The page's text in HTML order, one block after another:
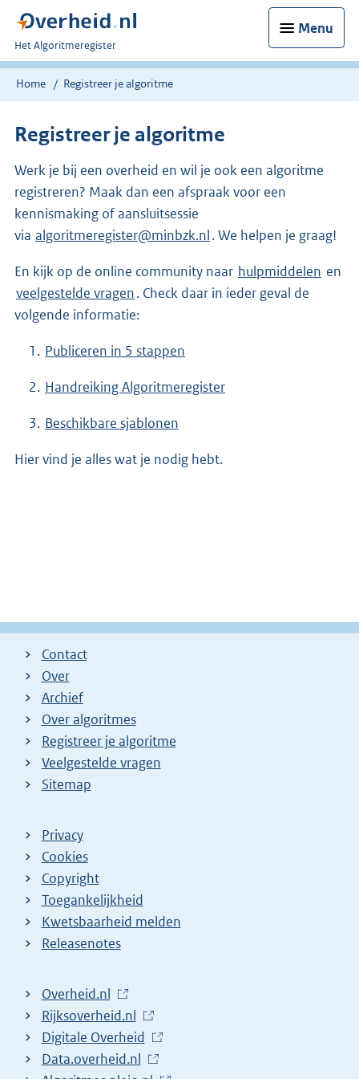
Menu
U
bent
nu
Het Algoritmeregister
Home Registreer je algoritme
Registreer je algoritme
Werk je bij een overheid en wil je ook een algoritme
registreren? Maak dan een afspraak voor een
kennismaking of aansluitsessie
via algoritmeregister@minbzk.nl. We helpen je graag!
En kijk op de online community naar hulpmiddelen en
veelgestelde vragen. Check daar in ieder geval de
volgende informatie:
Publiceren in 5 stappen
Handreiking Algoritmeregister
Beschikbare sjablonen
Hier vind je alles wat je nodig hebt.
Contact
Over
Archief
Over algoritmes
Registreer je algoritme
Veelgestelde vragen
Sitemap
Privacy
Cookies
Copyright
Toegankelijkheid
Kwetsbaarheid melden
Releasenotes
L
i
n
k
Overheid.nl
L
i
n
Rijksoverheid.nl
L
i
Digitale Overheid
L
Data.overheid.nl